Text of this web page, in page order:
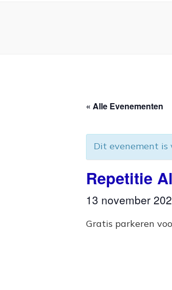
« Alle Evenementen
Dit evenement is
Repetitie
13 november
Gratis parkeren